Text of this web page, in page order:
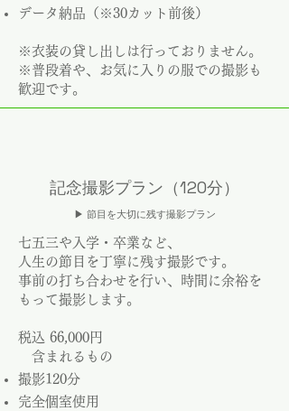
データ納品（※30カット前後）
​※衣装の貸し出しは行っておりません。
※普段着や、お気に入りの服での撮影も
歓迎です。
記念撮影プラン（120分）
▶ 節目を大切に残す撮影プラン
七五三や入学・卒業など、
人生の節目を丁寧に残す撮影です。
事前の打ち合わせを行い、時間に余裕を
もって撮影します。
税込 66,000円
含まれるもの
撮影120分
完全個室使用